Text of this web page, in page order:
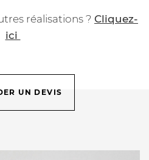
réalisations ? Cliquez-
ici
UN DEVIS